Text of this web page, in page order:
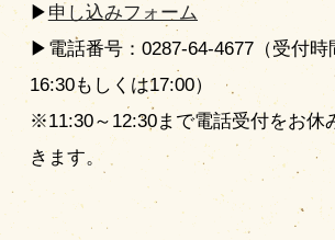
▶︎ 申し込みフォーム
▶︎電話番号：0287-64-4677（受付時
16:30もしくは17:00）
※11:30～12:30まで電話受付をお休
きます。